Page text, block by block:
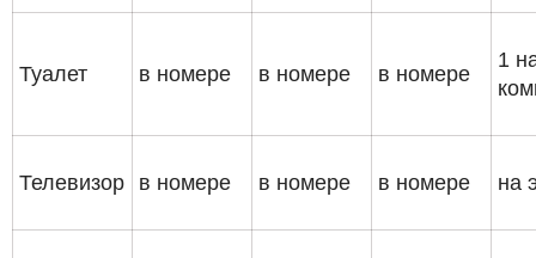
Туалет в номере в номере в номере
1
Телевизор в номере в номере в номере на